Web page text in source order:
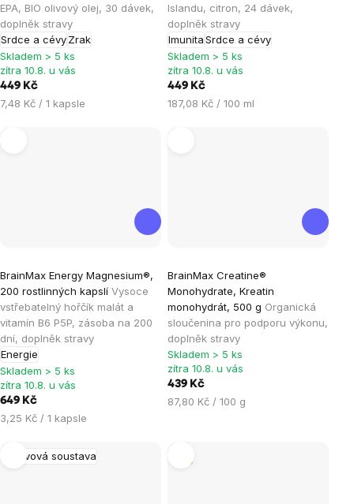
EPA, BIO olivový olej, 30 dávek,
doplněk stravy
Srdce a cévyZrak
je
5,0
z
5
hvězdiček.
Skladem > 5 ks
zítra 10.8. u vás
449 Kč
Měrná
7,48 Kč / 1 kapsle
Islandu, citron, 24 dávek,
doplněk stravy
ImunitaSrdce a cévy
je
5,0
z
5
hvězdiček.
Skladem > 5 ks
zítra 10.8. u vás
449 Kč
Měrná
187,08 Kč / 100 ml
BrainMax Energy Magnesium®,
200 rostlinných kapslí Vysoce
vstřebatelný hořčík malát a
vitamín B6 P5P, zásoba na 200
dní, doplněk stravy
Energie
hodnocení
produktu
je
4,9
z
5
hvězdiček.
Skladem > 5 ks
zítra 10.8. u vás
649 Kč
Měrná
3,25 Kč / 1 kapsle
BrainMax Creatine®
Monohydrate, Kreatin
monohydrát, 500 g Organická
sloučenina pro podporu výkonu,
doplněk stravy
hodnocení
produktu
je
4,9
z
5
hvězdiček.
Skladem > 5 ks
zítra 10.8. u vás
439 Kč
Měrná
87,80 Kč / 100 g
Nervová soustava